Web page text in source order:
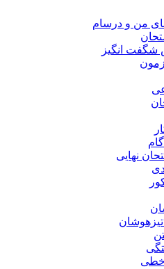
من و درسام
شگفت انگیز
نهایی